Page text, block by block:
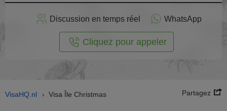
Discussion en temps réel WhatsApp
Cliquez pour appeler
VisaHQ.nl › Visa Île Christmas Partagez